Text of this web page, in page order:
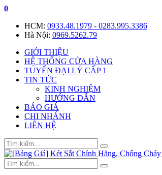
0
HCM: 0933.48.1979 - 0283.995.3386
Hà Nội: 0969.5262.79
GIỚI THIỆU
HỆ THỐNG CỬA HÀNG
TUYỂN ĐẠI LÝ CẤP 1
TIN TỨC
KINH NGHIỆM
HƯỚNG DẪN
BÁO GIÁ
CHI NHÁNH
LIÊN HỆ